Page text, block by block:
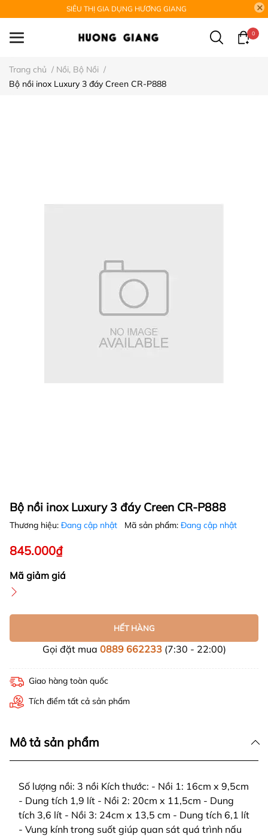
SIÊU THỊ GIA DỤNG HƯƠNG GIANG
0
Trang chủ / Nồi, Bộ Nồi /
Bộ nồi inox Luxury 3 đáy Creen CR-P888
Bộ nồi inox Luxury 3 đáy Creen CR-P888
Thương hiệu: Đang cập nhật Mã sản phẩm: Đang cập nhật
845.000₫
Mã giảm giá
HẾT HÀNG
Gọi đặt mua 0889 662233(7:30 - 22:00)
Giao hàng toàn quốc
Tích điểm tất cả sản phẩm
Mô tả sản phẩm
Số lượng nồi: 3 nồi Kích thước: - Nồi 1: 16cm x 9,5cm
- Dung tích 1,9 lít - Nồi 2: 20cm x 11,5cm - Dung
tích 3,6 lít - Nồi 3: 24cm x 13,5 cm - Dung tích 6,1 lít
- Vung kính trong suốt giúp quan sát quá trình nấu